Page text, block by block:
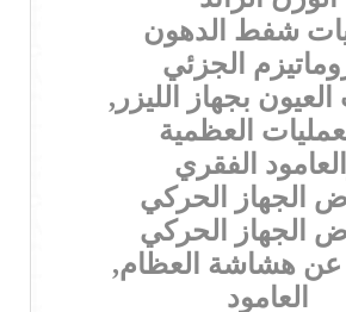
شفط الدهون
الجزئي
بجهاز الليزر,
العظمية
الفقري
الجهاز الحركي
الجهاز الحركي
عن هشاشة العظام,
العامود